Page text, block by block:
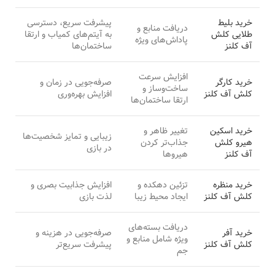
خرید بلیط
طلایی کلش
آف کلنز
دریافت منابع و
پاداش‌های ویژه
پیشرفت سریع، دسترسی
به آیتم‌های کمیاب و ارتقا
ساختمان‌ها
خرید کارگر
کلش آف کلنز
افزایش سرعت
ساخت‌وساز و
ارتقا ساختمان‌ها
صرفه‌جویی در زمان و
افزایش بهره‌وری
خرید اسکین
هیرو کلش
آف کلنز
تغییر ظاهر و
جذاب‌تر کردن
هیروها
زیبایی و تمایز شخصیت‌ها
در بازی
خرید منظره
کلش آف کلنز
تزئین دهکده و
ایجاد محیط زیبا
افزایش جذابیت بصری و
لذت بازی
خرید آفر
کلش آف کلنز
دریافت بسته‌های
ویژه شامل منابع و
جم
صرفه‌جویی در هزینه و
پیشرفت سریع‌تر